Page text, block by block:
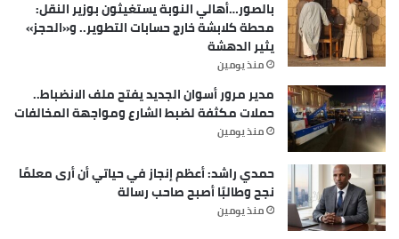
بالصور…أهالي النوبة يستغيثون بوزير النقل:
محطة كلابشة خارج حسابات التطوير.. و«الحجز»
يثير الدهشة
منذ يومين
مدير مرور أسوان الجديد يفتح ملف الانضباط..
حملات مكثفة لضبط الشارع ومواجهة المخالفات
منذ يومين
حمدي راشد: أعظم إنجاز في حياتي أن أرى معلمًا
نجح وطالبًا أصبح صاحب رسالة
منذ يومين